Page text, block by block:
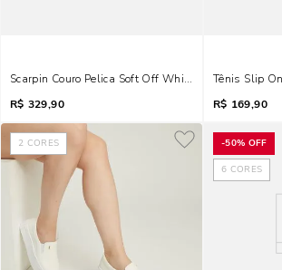
Scarpin Couro Pelica Soft Off White
R$ 329,90
Tênis Slip
R$ 169,90
2 CORES -50% OFF
6 CORES